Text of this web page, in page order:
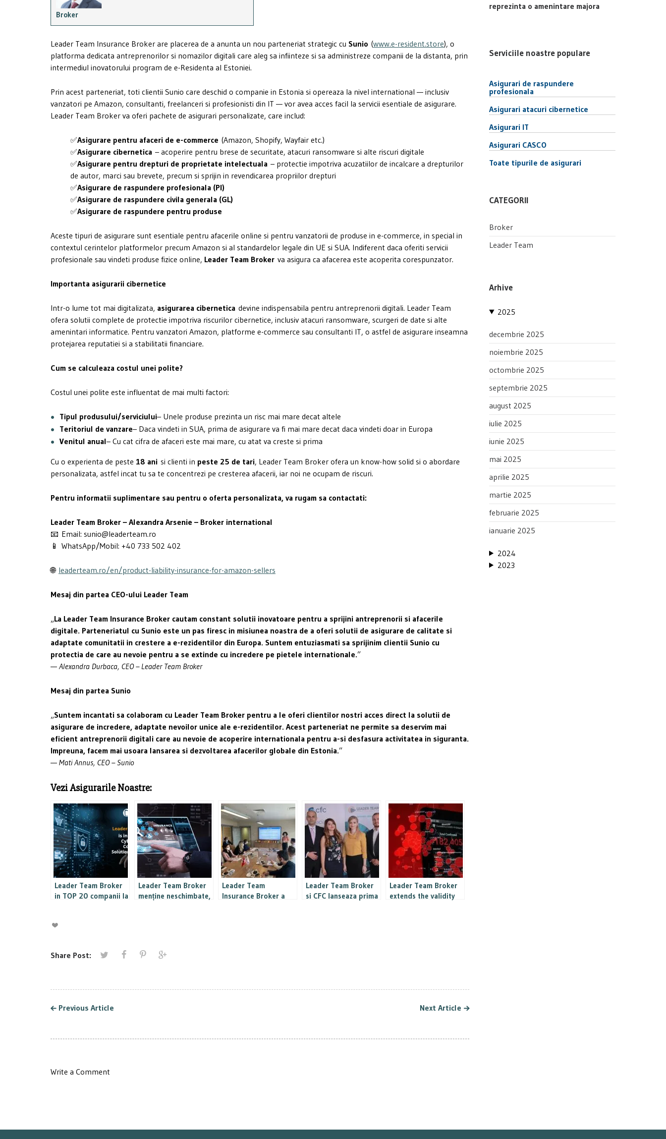
Broker
Leader Team Insurance Broker are placerea de a anunta un nou parteneriat strategic cu Sunio (www.e-resident.store), o
platforma dedicata antreprenorilor si nomazilor digitali care aleg sa infiinteze si sa administreze companii de la distanta, prin
intermediul inovatorului program de e-Residenta al Estoniei.
Prin acest parteneriat, toti clientii Sunio care deschid o companie in Estonia si opereaza la nivel international — inclusiv
vanzatori pe Amazon, consultanti, freelanceri si profesionisti din IT — vor avea acces facil la servicii esentiale de asigurare.
Leader Team Broker va oferi pachete de asigurari personalizate, care includ:
✅Asigurare pentru afaceri de e-commerce (Amazon, Shopify, Wayfair etc.)
✅Asigurare cibernetica – acoperire pentru brese de securitate, atacuri ransomware si alte riscuri digitale
✅Asigurare pentru drepturi de proprietate intelectuala – protectie impotriva acuzatiilor de incalcare a drepturilor
de autor, marci sau brevete, precum si sprijin in revendicarea propriilor drepturi
✅Asigurare de raspundere profesionala (PI)
✅Asigurare de raspundere civila generala (GL)
✅Asigurare de raspundere pentru produse
Aceste tipuri de asigurare sunt esentiale pentru afacerile online si pentru vanzatorii de produse in e-commerce, in special in
contextul cerintelor platformelor precum Amazon si al standardelor legale din UE si SUA. Indiferent daca oferiti servicii
profesionale sau vindeti produse fizice online, Leader Team Broker va asigura ca afacerea este acoperita corespunzator.
Importanta asigurarii cibernetice
Intr-o lume tot mai digitalizata, asigurarea cibernetica devine indispensabila pentru antreprenorii digitali. Leader Team
ofera solutii complete de protectie impotriva riscurilor cibernetice, inclusiv atacuri ransomware, scurgeri de date si alte
amenintari informatice. Pentru vanzatori Amazon, platforme e-commerce sau consultanti IT, o astfel de asigurare inseamna
protejarea reputatiei si a stabilitatii financiare.
Cum se calculeaza costul unei polite?
Costul unei polite este influentat de mai multi factori:
Tipul produsului/serviciului– Unele produse prezinta un risc mai mare decat altele
Teritoriul de vanzare– Daca vindeti in SUA, prima de asigurare va fi mai mare decat daca vindeti doar in Europa
Venitul anual– Cu cat cifra de afaceri este mai mare, cu atat va creste si prima
Cu o experienta de peste 18 ani si clienti in peste 25 de tari, Leader Team Broker ofera un know-how solid si o abordare
personalizata, astfel incat tu sa te concentrezi pe cresterea afacerii, iar noi ne ocupam de riscuri.
Pentru informatii suplimentare sau pentru o oferta personalizata, va rugam sa contactati:
Leader Team Broker – Alexandra Arsenie – Broker international
📧 Email: sunio@leaderteam.ro
📱 WhatsApp/Mobil: +40 733 502 402
🌐 leaderteam.ro/en/product-liability-insurance-for-amazon-sellers
Mesaj din partea CEO-ului Leader Team
„La Leader Team Insurance Broker cautam constant solutii inovatoare pentru a sprijini antreprenorii si afacerile
digitale. Parteneriatul cu Sunio este un pas firesc in misiunea noastra de a oferi solutii de asigurare de calitate si
adaptate comunitatii in crestere a e-rezidentilor din Europa. Suntem entuziasmati sa sprijinim clientii Sunio cu
protectia de care au nevoie pentru a se extinde cu incredere pe pietele internationale.”
— Alexandra Durbaca, CEO – Leader Team Broker
Mesaj din partea Sunio
„Suntem incantati sa colaboram cu Leader Team Broker pentru a le oferi clientilor nostri acces direct la solutii de
asigurare de incredere, adaptate nevoilor unice ale e-rezidentilor. Acest parteneriat ne permite sa deservim mai
eficient antreprenorii digitali care au nevoie de acoperire internationala pentru a-si desfasura activitatea in siguranta.
Impreuna, facem mai usoara lansarea si dezvoltarea afacerilor globale din Estonia.”
— Mati Annus, CEO – Sunio
Vezi Asigurarile Noastre:
Leader Team Broker
in TOP 20 companii la
solutii si produse de
Leader Team Broker
menține neschimbate,
existenți, cât și
pentru cei noi
Leader Team
Insurance Broker a
Leader Team Broker
si CFC lanseaza prima
Leader Team Broker
extends the validity
Share Post:
Previous Article Next Article
Write a Comment
reprezinta o amenintare majora
Serviciile noastre populare
Asigurari de raspundere
profesionala
Asigurari atacuri cibernetice
Asigurari IT
Asigurari CASCO
Toate tipurile de asigurari
CATEGORII
Broker
Leader Team
Arhive
2025
decembrie 2025
noiembrie 2025
octombrie 2025
septembrie 2025
august 2025
iulie 2025
iunie 2025
mai 2025
aprilie 2025
martie 2025
februarie 2025
ianuarie 2025
2024
2023